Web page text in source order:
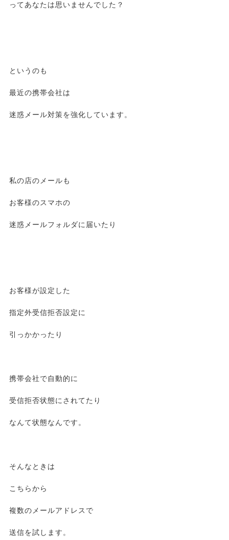
ってあなたは思いませんでした？
というのも
最近の携帯会社は
迷惑メール対策を強化しています。
私の店のメールも
お客様のスマホの
迷惑メールフォルダに届いたり
お客様が設定した
指定外受信拒否設定に
引っかかったり
携帯会社で自動的に
受信拒否状態にされてたり
なんて状態なんです。
そんなときは
こちらから
複数のメールアドレスで
送信を試します。